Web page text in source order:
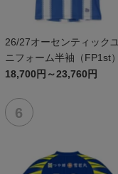
26/27オーセンティックユ
ニフォーム半袖（FP1st）
18,700円～23,760円